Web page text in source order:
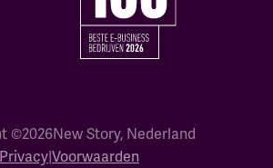
©2026New Story, Nederland
Privacy|Voorwaarden